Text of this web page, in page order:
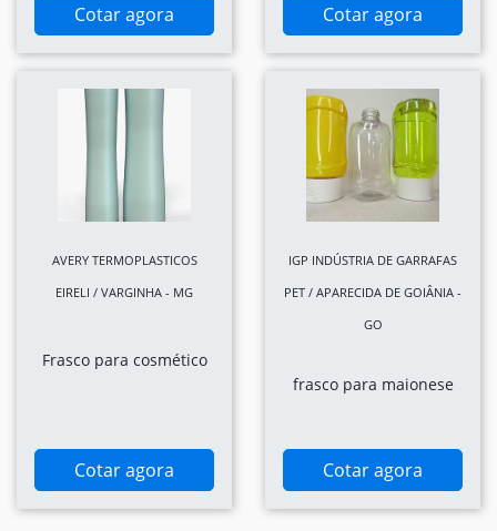
Cotar agora Cotar agora
AVERY TERMOPLASTICOS
EIRELI / VARGINHA - MG
Frasco para cosmético
Cotar agora
IGP INDÚSTRIA DE GARRAFAS
PET / APARECIDA DE GOIÂNIA -
GO
frasco para maionese
Cotar agora